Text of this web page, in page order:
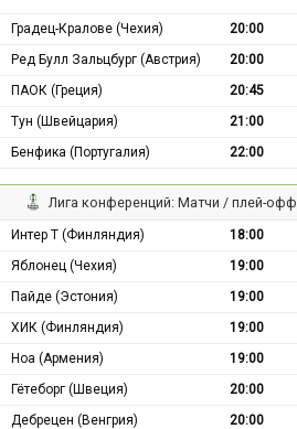
Градец-Кралове (Чехия)
20:00
Ред Булл Зальцбург (Австрия)
20:00
ПАОК (Греция)
20:45
Тун (Швейцария)
21:00
Бенфика (Португалия)
22:00
Лига конференций: Матчи / плей-офф
Интер Т (Финляндия) 18:00
Яблонец (Чехия)
19:00
Пайде (Эстония)
19:00
ХИК (Финляндия)
19:00
Ноа (Армения)
19:00
Гётеборг (Швеция)
20:00
Дебрецен (Венгрия)
20:00